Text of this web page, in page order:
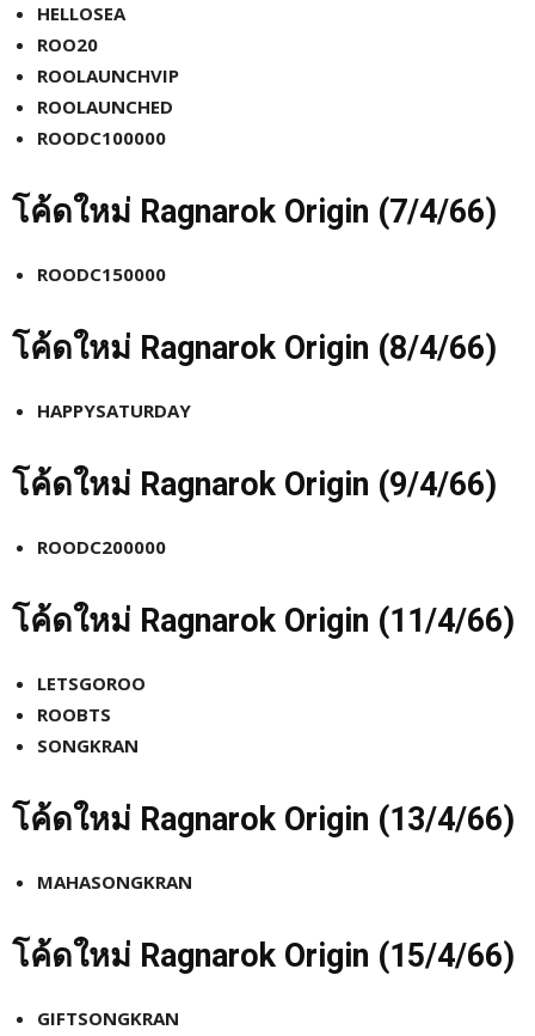
HELLOSEA
ROO20
ROOLAUNCHVIP
ROOLAUNCHED
ROODC100000
โค้ดใหม่ Ragnarok Origin (7/4/66)
ROODC150000
โค้ดใหม่ Ragnarok Origin (8/4/66)
HAPPYSATURDAY
โค้ดใหม่ Ragnarok Origin (9/4/66)
ROODC200000
โค้ดใหม่ Ragnarok Origin (11/4/66)
LETSGOROO
ROOBTS
SONGKRAN
โค้ดใหม่ Ragnarok Origin (13/4/66)
MAHASONGKRAN
โค้ดใหม่ Ragnarok Origin (15/4/66)
GIFTSONGKRAN